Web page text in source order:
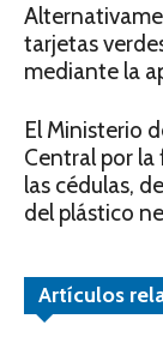
tarjetas
mediante la
El Ministerio
Central por
las cédulas,
del plástico
Artículos